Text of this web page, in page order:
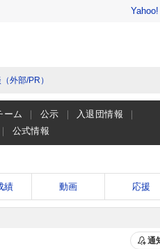
外部/PR）
ーム 公示
入退団情報
公式情報
績 動画 応援
通